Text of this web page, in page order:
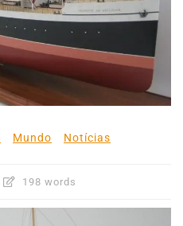
Mundo Notícias
198 words